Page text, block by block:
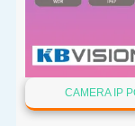
CAMERA IP